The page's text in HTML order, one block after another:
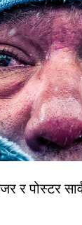
र पोस्टर